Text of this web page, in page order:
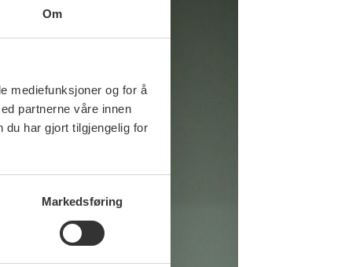
Om
mediefunksjoner og for å
partnerne våre innen
du har gjort tilgjengelig for
Markedsføring